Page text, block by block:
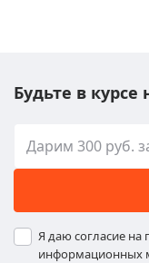
Будьте в
Я даю согласие на
информационных